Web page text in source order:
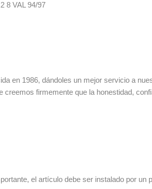
8 VAL 94/97
en 1986, dándoles un mejor servicio a
firmemente que la honestidad,
el artículo debe ser instalado por un